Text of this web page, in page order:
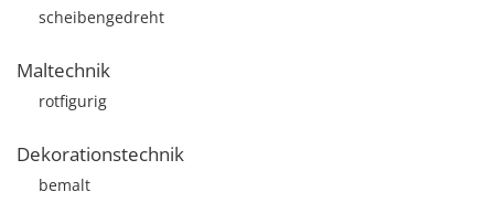
scheibengedreht
Maltechnik
rotfigurig
Dekorationstechnik
bemalt